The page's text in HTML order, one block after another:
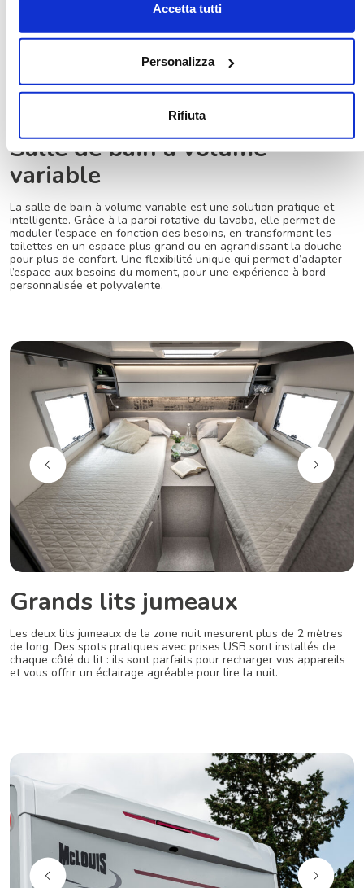
Accetta tutti
Personalizza
Rifiuta
Salle de bain à volume
variable
La salle de bain à volume variable est une solution pratique et
intelligente. Grâce à la paroi rotative du lavabo, elle permet de
moduler l’espace en fonction des besoins, en transformant les
toilettes en un espace plus grand ou en agrandissant la douche
pour plus de confort. Une flexibilité unique qui permet d’adapter
l’espace aux besoins du moment, pour une expérience à bord
personnalisée et polyvalente.
Grands lits jumeaux
Les deux lits jumeaux de la zone nuit mesurent plus de 2 mètres
de long. Des spots pratiques avec prises USB sont installés de
chaque côté du lit : ils sont parfaits pour recharger vos appareils
et vous offrir un éclairage agréable pour lire la nuit.